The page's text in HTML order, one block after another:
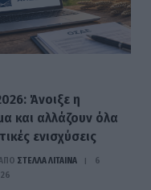
Άνοιξε η
και αλλάζουν όλα
ενισχύσεις
ΣΤΈΛΛΑ ΛΊΤΑΙΝΑ
6